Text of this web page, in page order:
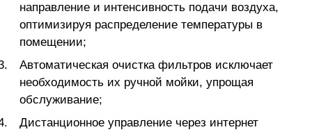
направление и интенсивность подачи воздуха,
оптимизируя распределение температуры в
помещении;
Автоматическая очистка фильтров исключает
необходимость их ручной мойки, упрощая
обслуживание;
Дистанционное управление через интернет